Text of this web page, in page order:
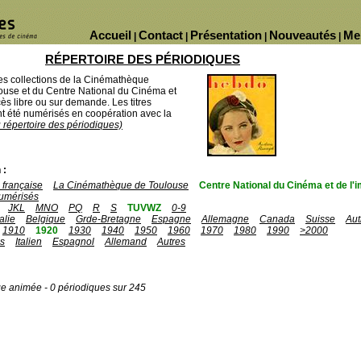
Nouveautés
Présentation
Contact
Accueil
RÉPERTOIRE DES PÉRIODIQUES
collections de la Cinémathèque
et du Centre National du Cinéma et
libre ou sur demande. Les titres
été numérisés en coopération avec la
des périodiques)
:
La Cinémathèque de Toulouse
Centre National du Cinéma et de
JKL
MNO PQ R S TUVWZ
0-9
Belgique Grde-Bretagne Espagne Allemagne Canada Suisse
1910
1920 1930 1940 1950 1960 1970 1980 1990
>2000
Italien Espagnol Allemand Autres
animée - 0 périodiques sur 245